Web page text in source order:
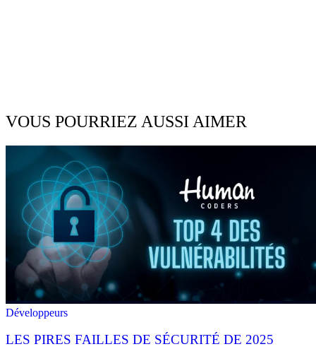
VOUS POURRIEZ AUSSI AIMER
Développeurs
LES PIRES FAILLES DE SÉCURITÉ DE 2025